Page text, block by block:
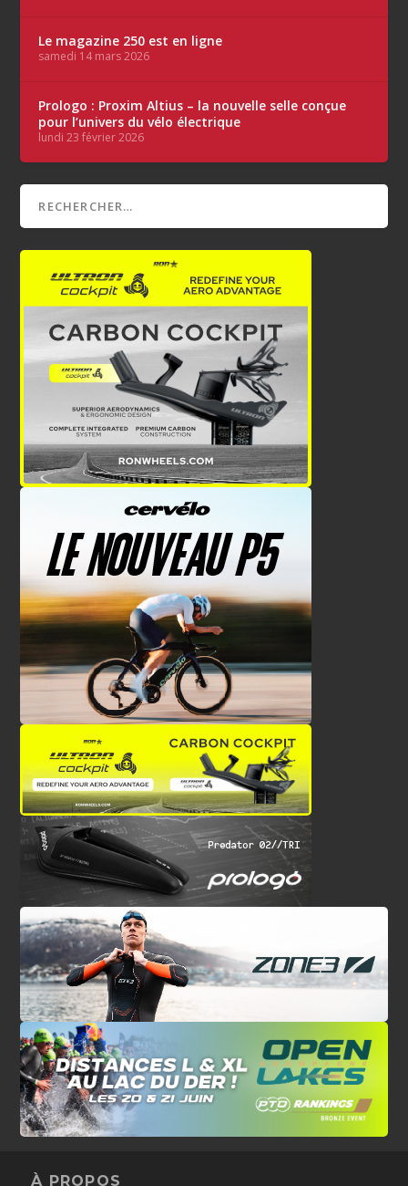
Le magazine 250 est en ligne
samedi 14 mars 2026
Prologo : Proxim Altius – la nouvelle selle conçue
pour l’univers du vélo électrique
lundi 23 février 2026
À PROPOS